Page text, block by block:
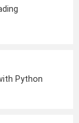
Python